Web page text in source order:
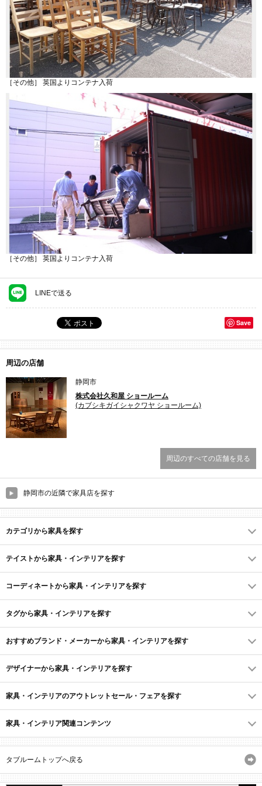
［その他］ 英国よりコンテナ入荷
［その他］ 英国よりコンテナ入荷
LINEで送る
Save
周辺の店舗
静岡市
株式会社久和屋 ショールーム
(カブシキガイシャクワヤ ショールーム)
周辺のすべての店舗を見る
静岡市の近隣で家具店を探す
カテゴリから家具を探す
テイストから家具・インテリアを探す
コーディネートから家具・インテリアを探す
タグから家具・インテリアを探す
おすすめブランド・メーカーから家具・インテリアを探す
デザイナーから家具・インテリアを探す
家具・インテリアのアウトレットセール・フェアを探す
家具・インテリア関連コンテンツ
タブルームトップへ戻る